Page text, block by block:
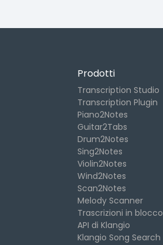
Prodotti
Transcription Studio
Transcription Plugin
Piano2Notes
Guitar2Tabs
Drum2Notes
Sing2Notes
Violin2Notes
Wind2Notes
Scan2Notes
Melody Scanner
Trascrizioni in blocco
API di Klangio
Klangio Song Search